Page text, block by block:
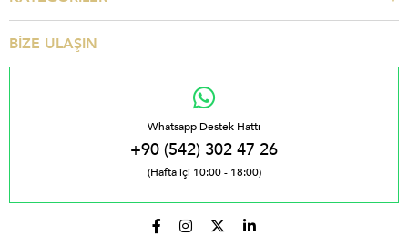
BİZE ULAŞIN
Whatsapp Destek Hattı
+90 (542) 302 47 26
(Hafta içi 10:00 - 18:00)